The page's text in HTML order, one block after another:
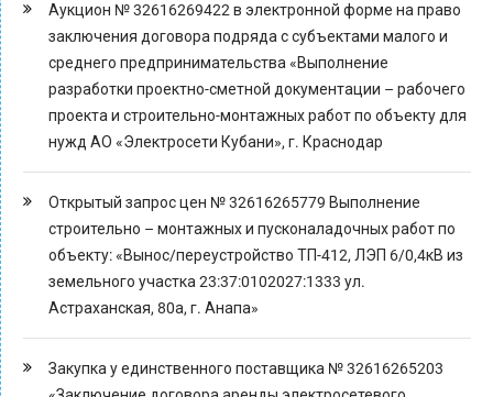
Аукцион № 32616269422 в электронной форме на право
заключения договора подряда с субъектами малого и
среднего предпринимательства «Выполнение
разработки проектно-сметной документации – рабочего
проекта и строительно-монтажных работ по объекту для
нужд АО «Электросети Кубани», г. Краснодар
Открытый запрос цен № 32616265779 Выполнение
строительно – монтажных и пусконаладочных работ по
объекту: «Вынос/переустройство ТП-412, ЛЭП 6/0,4кВ из
земельного участка 23:37:0102027:1333 ул.
Астраханская, 80а, г. Анапа»
Закупка у единственного поставщика № 32616265203